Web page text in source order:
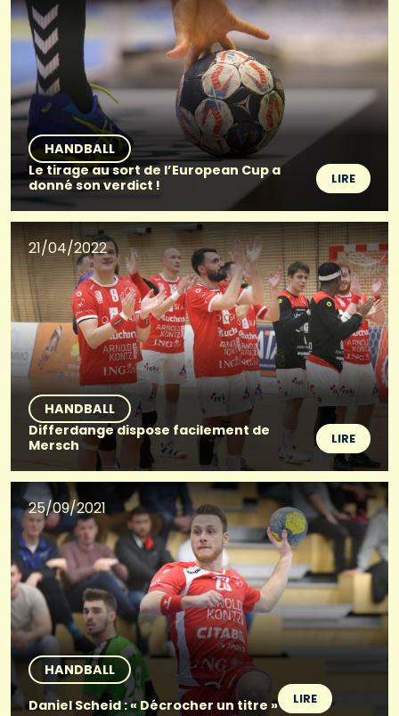
HANDBALL
Le tirage au sort de l’European Cup a
donné son verdict !
LIRE
21/04/2022
HANDBALL
Differdange dispose facilement de
Mersch
LIRE
25/09/2021
HANDBALL
Daniel Scheid : « Décrocher un titre »
LIRE